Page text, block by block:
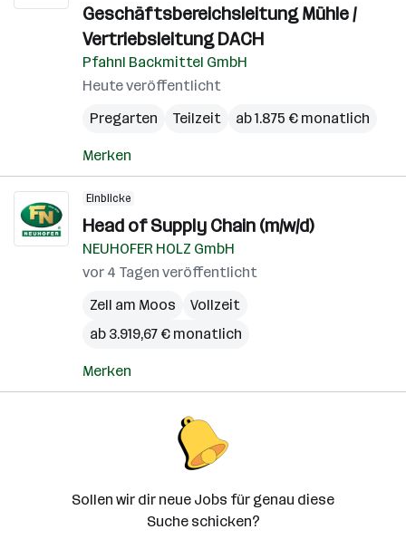
Geschäftsbereichsleitung Mühle /
Vertriebsleitung DACH
Pfahnl Backmittel GmbH
Heute veröffentlicht
Pregarten
Teilzeit ab 1.875 € monatlich
Merken
Einblicke
Head of Supply Chain (m/w/d)
NEUHOFER HOLZ GmbH
vor 4 Tagen veröffentlicht
Zell am Moos
Vollzeit
ab 3.919,67 € monatlich
Merken
Sollen wir dir neue Jobs für genau diese
Suche schicken?